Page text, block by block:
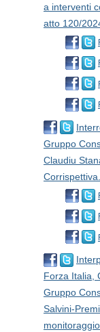
a interventi
atto 120/
Gruppo
Claudiu
Forza Italia,
Gruppo
Salvini-